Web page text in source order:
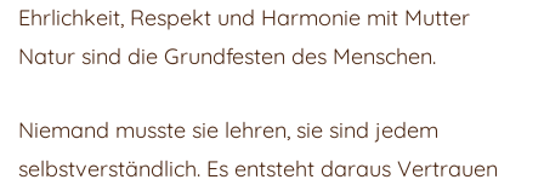
|
Meine
Ehrlichkeit, Respekt und Harmonie mit Mutter
Natur sind die Grundfesten des Menschen.
Niemand musste sie lehren, sie sind jedem
selbstverständlich. Es entsteht daraus Vertrauen